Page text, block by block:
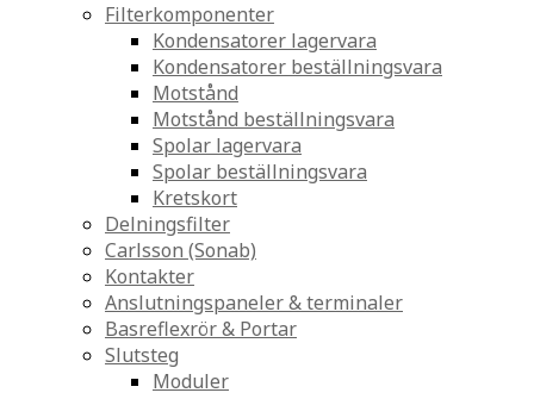
Filterkomponenter
Kondensatorer lagervara
Kondensatorer beställningsvara
Motstånd
Motstånd beställningsvara
Spolar lagervara
Spolar beställningsvara
Kretskort
Delningsfilter
Carlsson (Sonab)
Kontakter
Anslutningspaneler & terminaler
Basreflexrör & Portar
Slutsteg
Moduler